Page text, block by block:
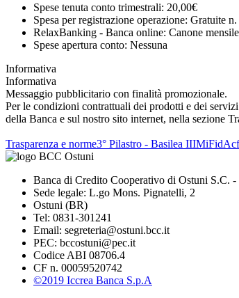
Spese tenuta conto trimestrali: 20,00€
Spesa per registrazione operazione: Gratuite
RelaxBanking - Banca online: Canone
Spese apertura conto: Nessuna
Informativa
Informativa
Messaggio pubblicitario con finalità promozionale.
Per le condizioni contrattuali dei prodotti e dei
della Banca e sul nostro sito internet, nella sezione
Trasparenza e norme3° Pilastro - Basilea IIIMiFidAcf
Banca di Credito Cooperativo di Ostuni S.C.
Sede legale: L.go Mons. Pignatelli, 2
Ostuni (BR)
Tel: 0831-301241
Email: segreteria@ostuni.bcc.it
PEC: bccostuni@pec.it
Codice ABI 08706.4
CF n. 00059520742
©2019 Iccrea Banca S.p.A